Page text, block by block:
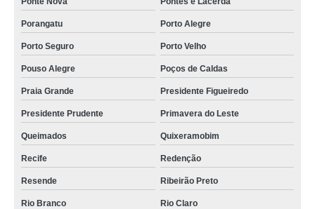
Porangatu Porto Alegre
Porto Seguro Porto Velho
Pouso Alegre Poços de Caldas
Praia Grande Presidente Figueiredo
Presidente Prudente Primavera do Leste
Queimados Quixeramobim
Recife Redenção
Resende Ribeirão Preto
Rio Branco Rio Claro